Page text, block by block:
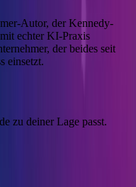
Autor, der Kennedy-
echter KI-Praxis
der beides seit
einsetzt.
zu deiner Lage passt.